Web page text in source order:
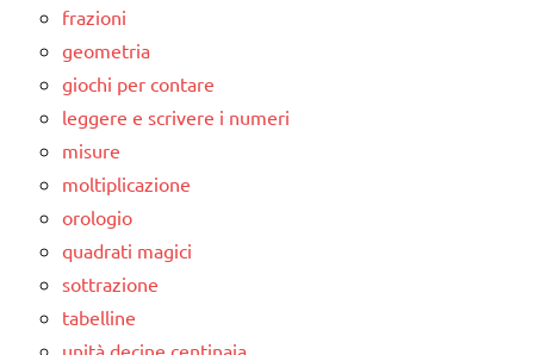
frazioni
geometria
giochi per contare
leggere e scrivere i numeri
misure
moltiplicazione
orologio
quadrati magici
sottrazione
tabelline